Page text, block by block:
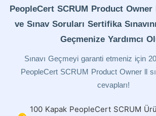
PeopleCert SCRUM Product Owner
ve Sınav Soruları Sertifika
Geçmenize Yardımcı
Sınavı Geçmeyi garanti etmeniz için
PeopleCert SCRUM Product Owner ll
cevapları!
100 Kapak PeopleCert SCRUM